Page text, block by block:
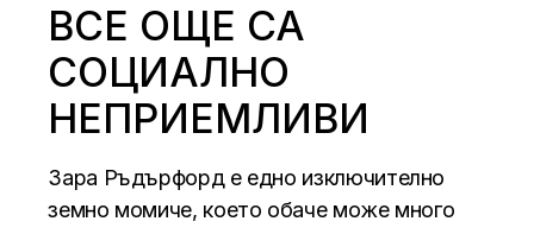
ВСЕ ОЩЕ СА
СОЦИАЛНО
НЕПРИЕМЛИВИ
Зара Ръдърфорд е едно изключително
земно момиче, което обаче може много